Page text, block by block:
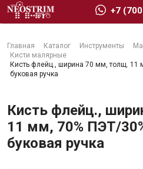
Главная Каталог Инструменты
Кисти малярные
Кисть флейц., ширина 70 мм, толщ. 11
буковая ручка
Кисть флейц.,
11 мм, 70% ПЭT/
буковая ручка
+7
Сухие строительные смеси